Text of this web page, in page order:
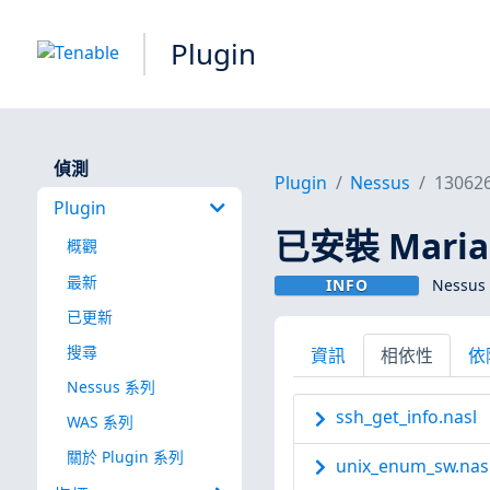
Plugin
偵測
Plugin
概觀
最新
已更新
搜尋
Nessus 系列
WAS 系列
關於 Plugin 系列
Plugin Nessus
已安裝
INFO
資訊 相依性 依
ssh_get_info.nasl